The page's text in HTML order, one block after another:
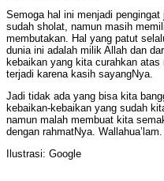
Semoga hal ini menjadi
sudah sholat, namun masih
membutakan. Hal yang patut
dunia ini adalah milik Allah dan
kebaikan yang kita curahkan
terjadi karena kasih sayangNya.
Jadi tidak ada yang bisa kita
kebaikan-kebaikan yang sudah
namun malah membuat kita
dengan rahmatNya.
Ilustrasi: Google